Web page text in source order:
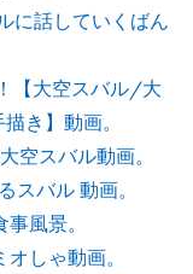
に話していくばん
【大空スバル/大
き】動画。
空スバル動画。
スバル 動画。
風景。
しゃ動画。